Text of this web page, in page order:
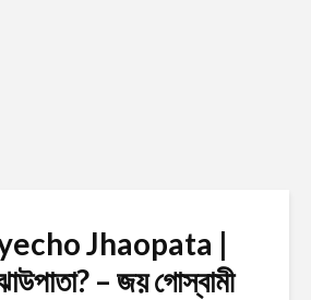
Jhaopata |
– জয় গোস্বামী